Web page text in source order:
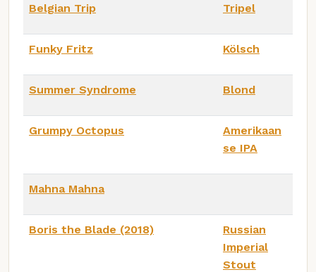
Belgian Trip Tripel
Funky Fritz Kölsch
Summer Syndrome Blond
Grumpy Octopus
Amerikaan
se IPA
Mahna Mahna
Boris the Blade (2018)
Russian
Imperial
Stout